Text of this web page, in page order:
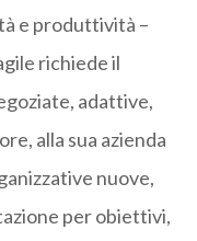
e produttività –
richiede il
adattive,
alla sua azienda
nuove,
per obiettivi,